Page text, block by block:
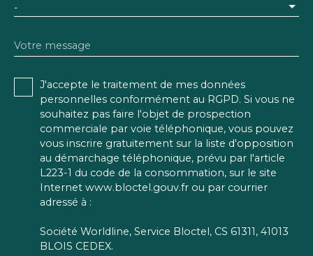
-
Votre message
J'accepte le traitement de mes données
personnelles conformément au RGPD. Si vous ne
souhaitez pas faire l'objet de prospection
commerciale par voie téléphonique, vous pouvez
vous inscrire gratuitement sur la liste d'opposition
au démarchage téléphonique, prévu par l'article
L223-1 du code de la consommation, sur le site
Internet www.bloctel.gouv.fr ou par courrier
adressé à :
Société Worldline, Service Bloctel, CS 61311, 41013
BLOIS CEDEX.